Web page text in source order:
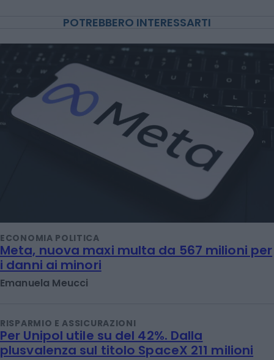
POTREBBERO INTERESSARTI
ECONOMIA POLITICA
Meta, nuova maxi multa da 567 milioni per
i danni ai minori
Emanuela Meucci
RISPARMIO E ASSICURAZIONI
Per Unipol utile su del 42%. Dalla
plusvalenza sul titolo SpaceX 211 milioni